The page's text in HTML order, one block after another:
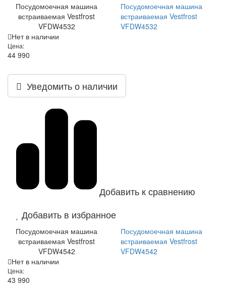
Посудомоечная машина
встраиваемая Vestfrost
VFDW4532
Посудомоечная машина
встраиваемая Vestfrost
VFDW4532
Нет в наличии
Цена:
44 990
Уведомить о наличии
Добавить к сравнению
Добавить в избранное
Посудомоечная машина
встраиваемая Vestfrost
VFDW4542
Посудомоечная машина
встраиваемая Vestfrost
VFDW4542
Нет в наличии
Цена:
43 990